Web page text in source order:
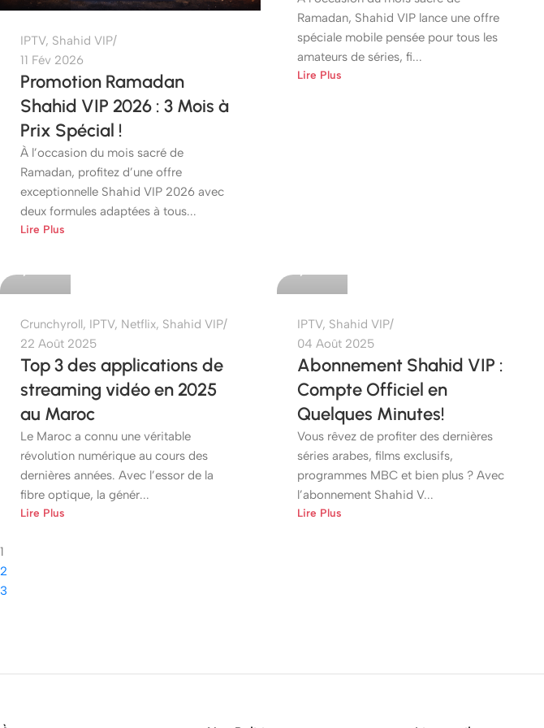
IPTV, Shahid VIP
11 Fév 2026
Promotion Ramadan
Shahid VIP 2026 : 3 Mois à
Prix Spécial !
À l’occasion du mois sacré de
Ramadan, profitez d’une offre
exceptionnelle Shahid VIP 2026 avec
deux formules adaptées à tous...
Lire Plus
Ramadan, Shahid VIP lance une offre
spéciale mobile pensée pour tous les
amateurs de séries, fi...
Lire Plus
etshop
Crunchyroll, IPTV, Netflix, Shahid VIP
22 Août 2025
Top 3 des applications de
streaming vidéo en 2025
au Maroc
Le Maroc a connu une véritable
révolution numérique au cours des
dernières années. Avec l’essor de la
fibre optique, la génér...
Lire Plus
IPTV, Shahid VIP
04 Août 2025
Abonnement Shahid VIP :
Compte Officiel en
Quelques Minutes!
Vous rêvez de profiter des dernières
séries arabes, films exclusifs,
programmes MBC et bien plus ? Avec
l’abonnement Shahid V...
Lire Plus
1
2
3